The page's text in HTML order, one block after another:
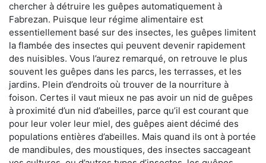
chercher à détruire les guêpes automatiquement à
Fabrezan. Puisque leur régime alimentaire est
essentiellement basé sur des insectes, les guêpes limitent
la flambée des insectes qui peuvent devenir rapidement
des nuisibles. Vous l’aurez remarqué, on retrouve le plus
souvent les guêpes dans les parcs, les terrasses, et les
jardins. Plein d’endroits où trouver de la nourriture à
foison. Certes il vaut mieux ne pas avoir un nid de guêpes
à proximité d’un nid d’abeilles, parce qu’il est courant que
pour leur voler leur miel, des guêpes aient décimé des
populations entières d’abeilles. Mais quand ils ont à portée
de mandibules, des moustiques, des insectes saccageant